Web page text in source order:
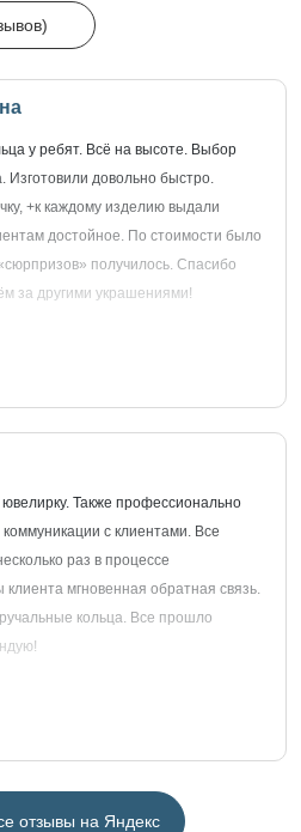
у ребят. Всё на высоте. Выбор
довольно быстро.
+к каждому изделию выдали
достойное. По стоимости было
получилось. Спасибо
за другими украшениями!
Также профессионально
с клиентами. Все
раз в процессе
клиента мгновенная обратная связь.
кольца. Все прошло
отзывы на Яндекс